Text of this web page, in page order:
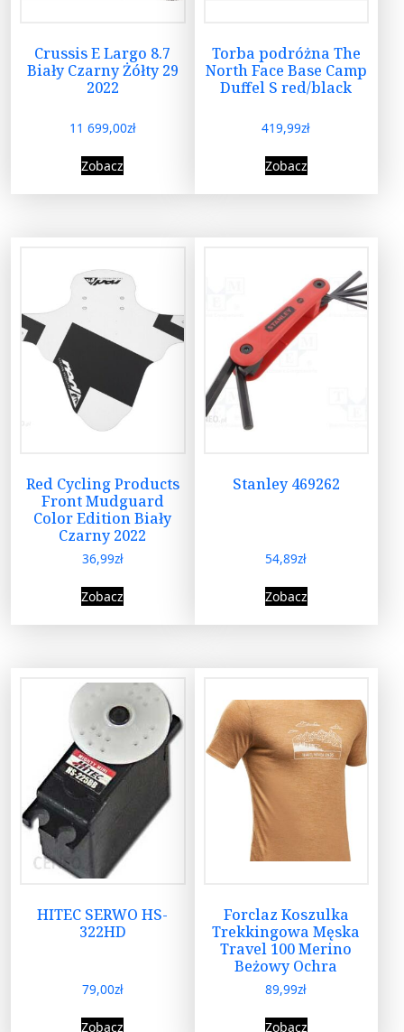
Crussis E Largo 8.7
Biały Czarny Żółty 29
2022
11 699,00zł
Zobacz
Torba podróżna The
North Face Base Camp
Duffel S red/black
419,99zł
Zobacz
Red Cycling Products
Front Mudguard
Color Edition Biały
Czarny 2022
36,99zł
Zobacz
Stanley 469262
54,89zł
Zobacz
HITEC SERWO HS-
322HD
79,00zł
Zobacz
Forclaz Koszulka
Trekkingowa Męska
Travel 100 Merino
Beżowy Ochra
89,99zł
Zobacz